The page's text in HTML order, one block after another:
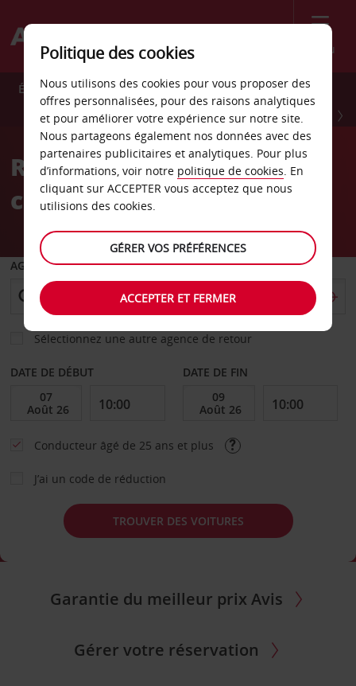
Menu
Économisez 10 % toute l’année avec Avis Preferred.
INSCRIVEZ-VOUS GRATUITEMENT
Réservez en toute
confiance
AGENCE DE DÉPART
Sélectionnez une autre agence de retour
DATE DE DÉBUT DATE DE FIN
Conducteur âgé de 25 ans et plus
J’ai un code de réduction
TROUVER DES VOITURES
Garantie du meilleur prix Avis
Gérer votre réservation
Politique des cookies
Nous utilisons des cookies pour vous proposer des
offres personnalisées, pour des raisons analytiques
et pour améliorer votre expérience sur notre site.
Nous partageons également nos données avec des
partenaires publicitaires et analytiques. Pour plus
d’informations, voir notre politique de cookies. En
cliquant sur ACCEPTER vous acceptez que nous
utilisions des cookies.
GÉRER VOS PRÉFÉRENCES
ACCEPTER ET FERMER